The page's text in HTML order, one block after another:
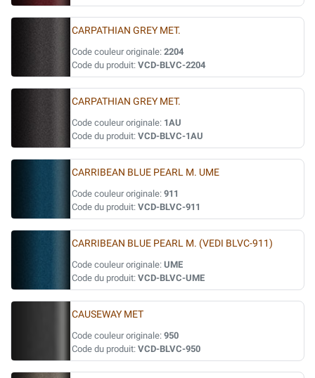
CARPATHIAN GREY MET.
Code couleur originale: 2204
Code du produit: VCD-BLVC-2204
CARPATHIAN GREY MET.
Code couleur originale: 1AU
Code du produit: VCD-BLVC-1AU
CARRIBEAN BLUE PEARL M. UME
Code couleur originale: 911
Code du produit: VCD-BLVC-911
CARRIBEAN BLUE PEARL M. (VEDI BLVC-911)
Code couleur originale: UME
Code du produit: VCD-BLVC-UME
CAUSEWAY MET
Code couleur originale: 950
Code du produit: VCD-BLVC-950